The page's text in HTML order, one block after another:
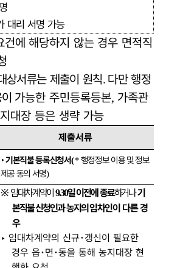
대리 서명 가능
건에 해당하지 않는 경우 면적직
상서류는 제출이 원칙. 다만 행정
가능한 주민등록등본, 가족관
대장 등은 생략 가능
제출서류
‣기본직불 등록신청서( *행정정보 이용 및 정보
제공 동의 서명)
※ 임대차계약이9.30일 이전에 종료하거나기
본직불 신청인과 농지의 임차인이 다른 경
우
‣ 임대차계약의 신규･갱신이 필요한
경우 읍･면 ･동을 통해 농지대장 현